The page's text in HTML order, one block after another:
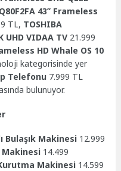
43’’ Frameless
TL, TOSHIBA
UHD VIDAA TV 21.999
HD Whale OS 10
kategorisinde yer
Telefonu 7.999 TL
bulunuyor.
Bulaşık Makinesi 12.999
Makinesi 14.499
Kurutma Makinesi 14.599